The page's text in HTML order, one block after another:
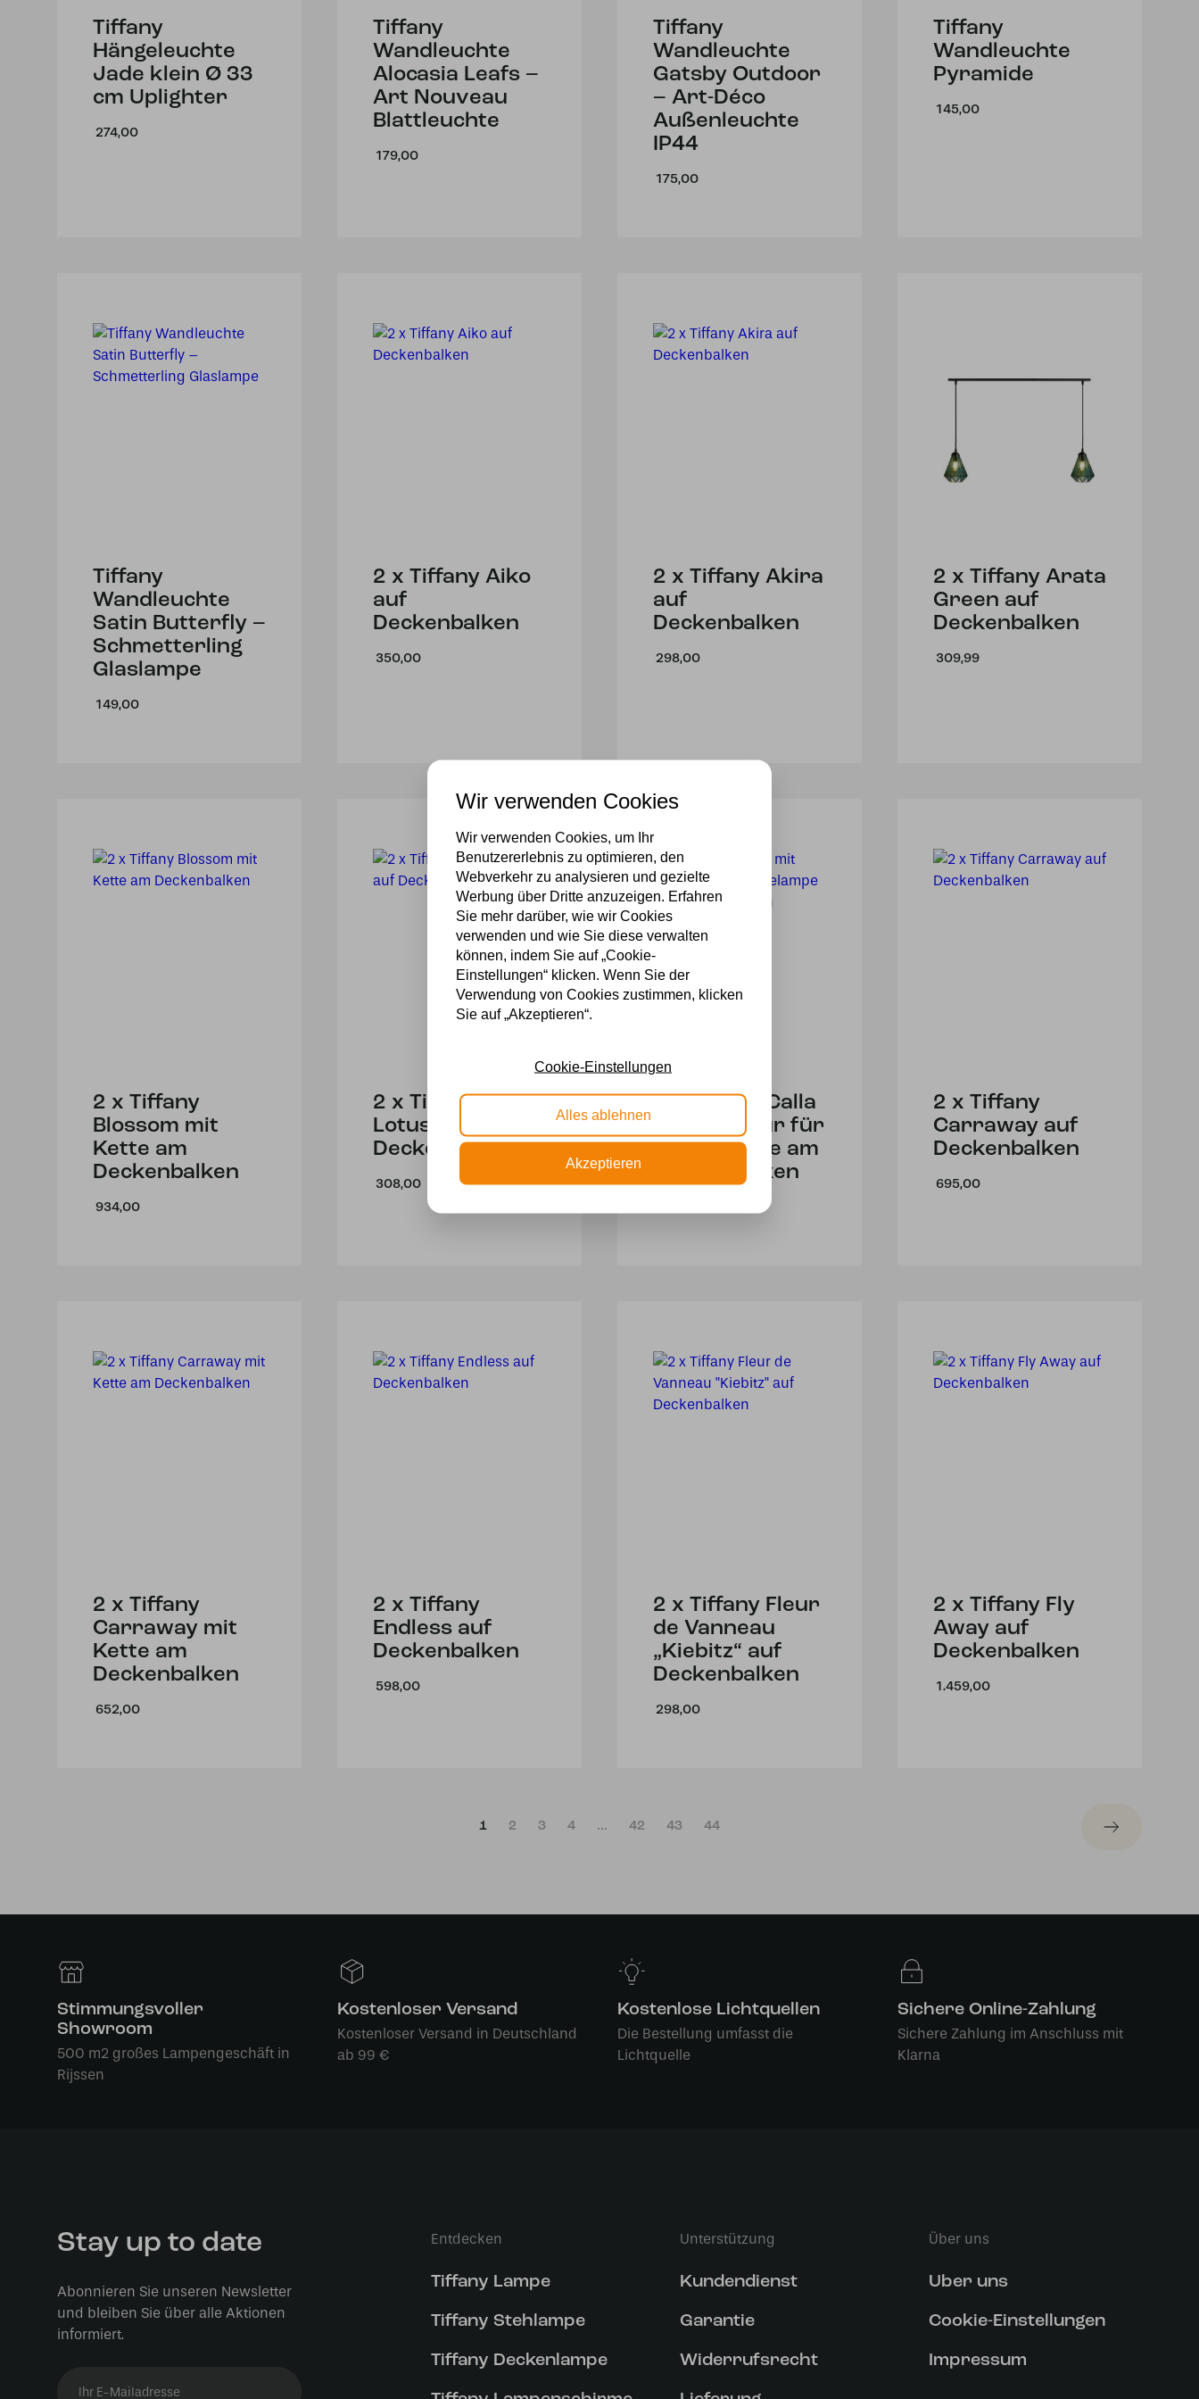
Tiffany
Hängeleuchte
Jade klein Ø 33
cm Uplighter
274,00
Tiffany
Wandleuchte
Alocasia Leafs –
Art Nouveau
Blattleuchte
179,00
Tiffany
Wandleuchte
Gatsby Outdoor
– Art-Déco
Außenleuchte
IP44
175,00
Tiffany
Wandleuchte
Pyramide
145,00
Tiffany
Wandleuchte
Satin Butterfly –
Schmetterling
Glaslampe
149,00
2 x Tiffany Aiko
auf
Deckenbalken
350,00
2 x Tiffany Akira
auf
Deckenbalken
298,00
2 x Tiffany Arata
Green auf
Deckenbalken
309,99
2 x Tiffany
Blossom mit
Kette am
Deckenbalken
934,00
2 x Tiffany Blue
Lotus auf
Deckenbalken
308,00
2 x Tiffany Calla
mit Armatur für
Hängelampe am
Deckenbalken
2 x Tiffany
Carraway auf
Deckenbalken
695,00
2 x Tiffany
Carraway mit
Kette am
Deckenbalken
652,00
2 x Tiffany
Endless auf
Deckenbalken
598,00
2 x Tiffany Fleur
de Vanneau
„Kiebitz“ auf
Deckenbalken
298,00
2 x Tiffany Fly
Away auf
Deckenbalken
1.459,00
1 2 3 4 … 42 43 44
Stimmungsvoller
Showroom
500 m2 großes Lampengeschäft in
Rijssen
Kostenloser Versand
Kostenloser Versand in Deutschland
ab 99 €
Kostenlose Lichtquellen
Die Bestellung umfasst die
Lichtquelle
Sichere Online-Zahlung
Sichere Zahlung im Anschluss mit
Klarna
Stay up to date
Abonnieren Sie unseren Newsletter
und bleiben Sie über alle Aktionen
informiert.
Entdecken
Tiffany Lampe
Tiffany Stehlampe
Tiffany Deckenlampe
Unterstützung
Kundendienst
Garantie
Widerrufsrecht
Über uns
Uber uns
Cookie-Einstellungen
Impressum
Wir verwenden Cookies
Wir verwenden Cookies, um Ihr
Benutzererlebnis zu optimieren, den
Webverkehr zu analysieren und gezielte
Werbung über Dritte anzuzeigen. Erfahren
Sie mehr darüber, wie wir Cookies
verwenden und wie Sie diese verwalten
können, indem Sie auf „Cookie-
Einstellungen“ klicken. Wenn Sie der
Verwendung von Cookies zustimmen, klicken
Sie auf „Akzeptieren“.
Cookie-Einstellungen
Alles ablehnen
Akzeptieren